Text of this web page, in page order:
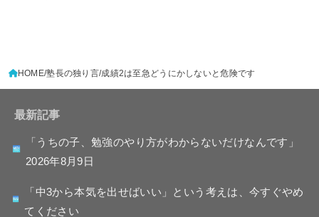
HOME 塾長の独り言 成績2は至急どうにかしないと危険です
最新記事
「うちの子、勉強のやり方がわからないだけなんです」
2026年8月9日
「中3から本気を出せばいい」という考えは、今すぐやめ
てください